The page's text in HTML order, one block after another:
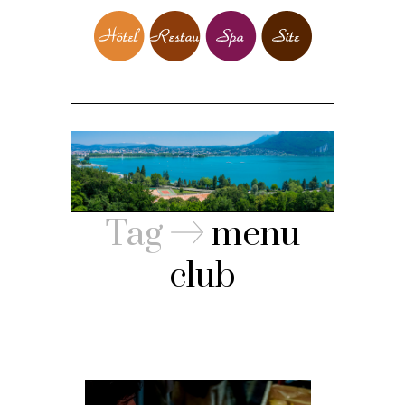
Tag
menu
club